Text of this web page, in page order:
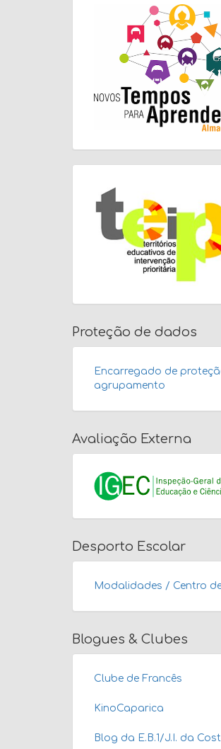
Proteção de dados
Encarregado de
agrupamento
Avaliação Externa
Desporto Escolar
Modalidades / Centro
Blogues & Clubes
Clube de Francês
KinoCaparica
Blog da E.B.1/J.I. da